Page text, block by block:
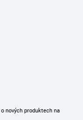
nových produktech na